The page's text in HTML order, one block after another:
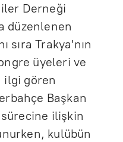
Derneği
düzenlenen
sıra Trakya'nın
üyeleri ve
ilgi gören
Başkan
ilişkin
kulübün